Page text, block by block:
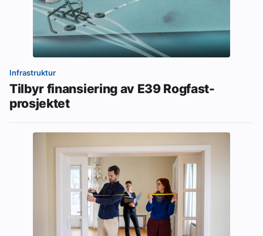
Infrastruktur
Tilbyr finansiering av E39 Rogfast-
prosjektet